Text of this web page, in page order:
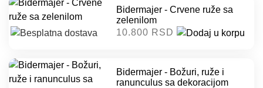
Bidermajer - Crvene ruže sa
zelenilom
10.800 RSD
Bidermajer - Božuri, ruže i
ranunculus sa dekoracijom